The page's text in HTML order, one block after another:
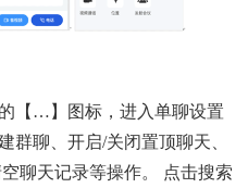
【…】图标，进入单聊设置
群聊、开启/关闭置顶聊天、
聊天记录等操作。 点击搜索